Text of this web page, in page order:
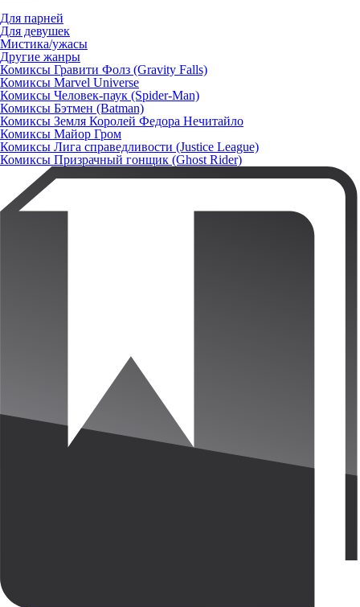
Для парней
Для девушек
Мистика/ужасы
Другие жанры
Комиксы Гравити Фолз (Gravity Falls)
Комиксы Marvel Universe
Комиксы Человек-паук (Spider-Man)
Комиксы Бэтмен (Batman)
Комиксы Земля Королей Федора Нечитайло
Комиксы Майор Гром
Комиксы Лига справедливости (Justice League)
Комиксы Призрачный гонщик (Ghost Rider)